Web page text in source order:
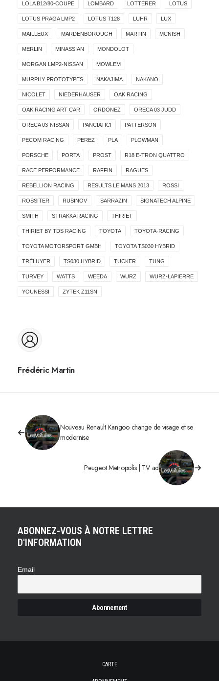
LOLA B12/80-COUPE LOMBARD LOTTERER LOTUS
LOTUS PRAGA LMP2 LOTUS T128 LUHR LUX
MAILLEUX MARDENBOROUGH MARTIN MCNISH
MERLIN MINASSIAN MONDOLOT
MORGAN LMP2-NISSAN MOWLEM
MURPHY PROTOTYPES NAKAJIMA NAKANO
NICOLET NIEDERHAUSER OAK RACING
OAK RACING ART CAR ORDONEZ ORECA 03 JUDD
ORECA 03-NISSAN PANCIATICI PATTERSON
PECOM RACING PEREZ PLA PLOWMAN
PORSCHE PORTA PROST R18 E-TRON QUATTRO
RACE PERFORMANCE RAFFIN RAGUES
REBELLION RACING RESULTS LE MANS 2013 ROSSI
ROSSITER RUSINOV SARRAZIN SIGNATECH ALPINE
SMITH STRAKKA RACING THIRIET
THIRIET BY TDS RACING TOYOTA TOYOTA-RACING
TOYOTA MOTORSPORT GMBH TOYOTA TS030 HYBRID
TRÉLUYER TS030 HYBRID TUCKER TUNG
TURVEY WATTS WEEDA WURZ WURZ-LAPIERRE
YOUNESSI ZYTEK Z11SN
Frédéric Martin
Nouveau Renault Kangoo change de visage et se
modernise
Peugeot Metropolis | TV ad
ABONNEZ-VOUS À NOTRE LETTRE
D'INFORMATION
Email
CARTE